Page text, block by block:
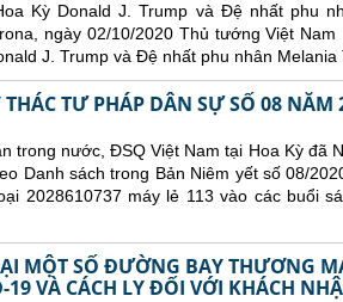
Kỳ Donald J. Trump và Đệ nhất phu
ngày 02/10/2020 Thủ tướng Việt Nam
J. Trump và Đệ nhất phu nhân Melania
TƯ PHÁP DÂN SỰ SỐ 08 NĂM
trong nước, ĐSQ Việt Nam tại Hoa Kỳ đã
Danh sách trong Bản Niêm yết số 08/
2028610737 máy lẻ 113 vào các buổi
MỘT SỐ ĐƯỜNG BAY THƯƠNG
19 VÀ CÁCH LY ĐỐI VỚI KHÁCH